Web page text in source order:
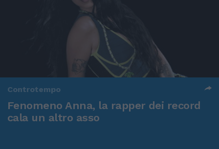
Controtempo
Fenomeno Anna, la rapper dei record
cala un altro asso